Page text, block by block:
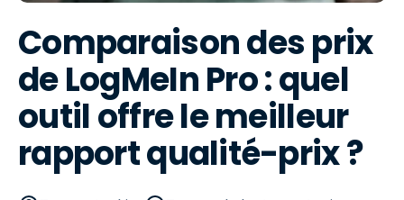
Comparaison des prix
de LogMeIn Pro : quel
outil offre le meilleur
rapport qualité-prix ?